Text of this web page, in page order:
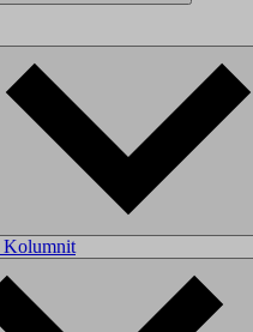
Kolumnit